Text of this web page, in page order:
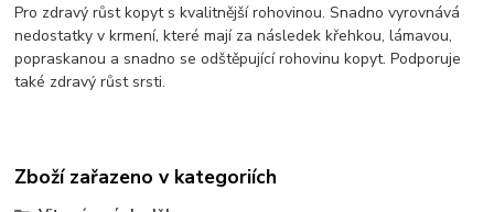
Pro zdravý růst kopyt s kvalitnější rohovinou. Snadno vyrovnává
nedostatky v krmení, které mají za následek křehkou, lámavou,
popraskanou a snadno se odštěpující rohovinu kopyt. Podporuje
také zdravý růst srsti.
Zboží zařazeno v kategoriích